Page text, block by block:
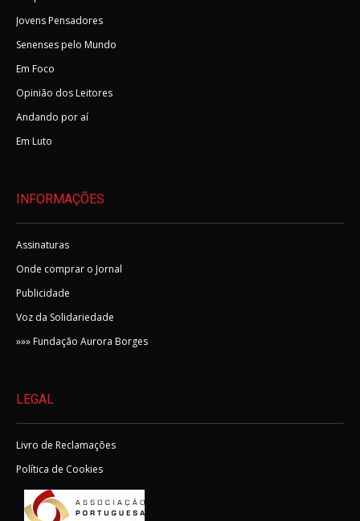
Jovens Pensadores
Senenses pelo Mundo
Em Foco
Opinião dos Leitores
Andando por aí
Em Luto
INFORMAÇÕES
Assinaturas
Onde comprar o Jornal
Publicidade
Voz da Solidariedade
»»» Fundação Aurora Borges
LEGAL
Livro de Reclamações
Política de Cookies